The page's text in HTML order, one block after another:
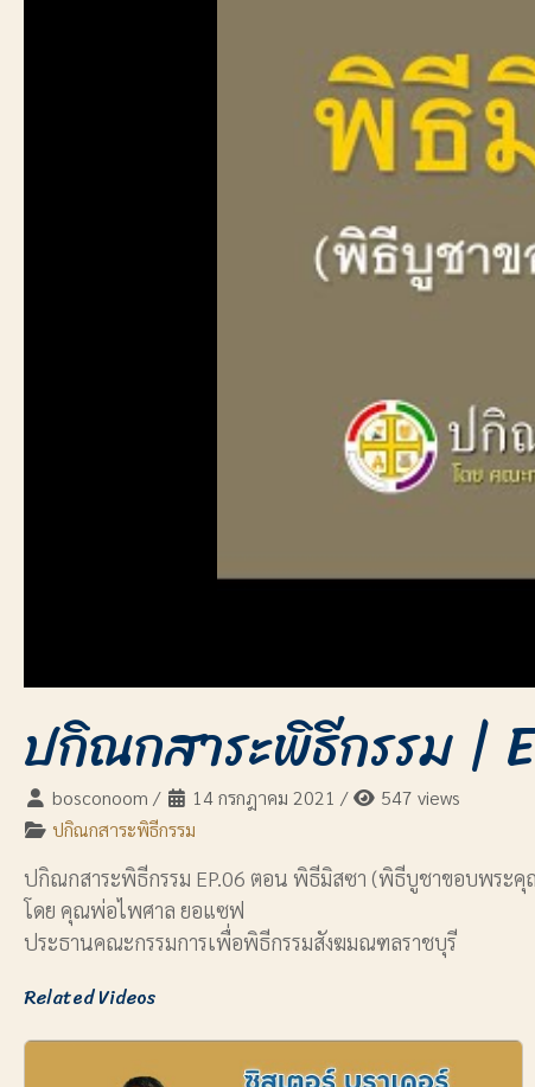
ปกิณกสาระพิธีกรรม |
bosconoom / 14 กรกฎาคม 2021 /
547 views
ปกิณกสาระพิธีกรรม
ปกิณกสาระพิธีกรรม EP.06 ตอน พิธีมิสซา (พิธีบูชาขอบพระคุ
โดย คุณพ่อไพศาล ยอแซฟ
ประธานคณะกรรมการเพื่อพิธีกรรมสังฆมณฑลราชบุรี
Related Videos